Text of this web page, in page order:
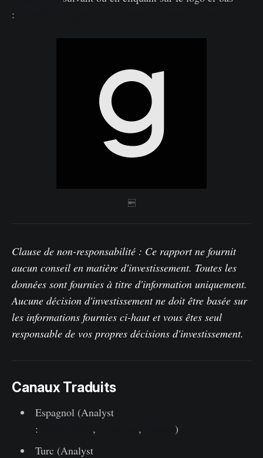
:

Clause de non-responsabilité : Ce rapport ne fournit
aucun conseil en matière d'investissement. Toutes les
données sont fournies à titre d'information uniquement.
Aucune décision d'investissement ne doit être basée sur
les informations fournies ci-haut et vous êtes seul
responsable de vos propres décisions d'investissement.
Canaux Traduits
Espagnol (Analyst
:
, ,
)
Turc (Analyst